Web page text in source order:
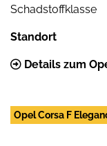
Schadstoffklasse
Standort
Details zum
Opel Corsa F